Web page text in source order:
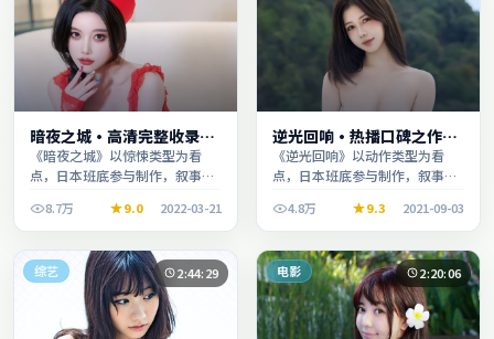
暗夜之城·高清完整收录适
合周末一口气刷完
《暗夜之城》以惊悚类型为看
点，日本班底参与制作，叙事完
看。8.7万 9.0 2022-03-21
逆光回响·热播口碑之作剧
情扎实演技在线
《逆光回响》以动作类型为看
点，日本班底参与制作，叙事完
看。4.8万 9.3 2021-09-03
综艺 2:44:29 电影 2:20:06